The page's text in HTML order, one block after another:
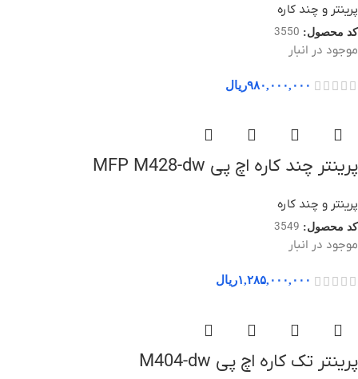
پرینتر و چند کاره
کد محصول: 3550
موجود در انبار
۹۸۰,۰۰۰,۰۰۰ریال
پرینتر چند کاره اچ پی MFP M428-dw
پرینتر و چند کاره
کد محصول: 3549
موجود در انبار
۱,۲۸۵,۰۰۰,۰۰۰ریال
پرینتر تک کاره اچ پی M404-dw